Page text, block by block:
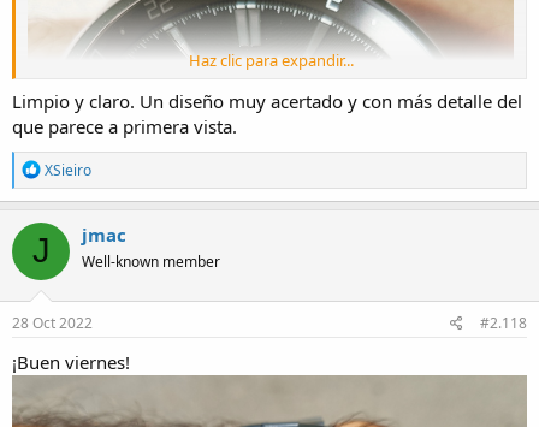
Haz clic para expandir...
Limpio y claro. Un diseño muy acertado y con más detalle del
que parece a primera vista.
R
e
a
c
t
i
o
n
s
XSieiro
J jmac
Well-known member
28 Oct 2022 #2.118
¡Buen viernes!